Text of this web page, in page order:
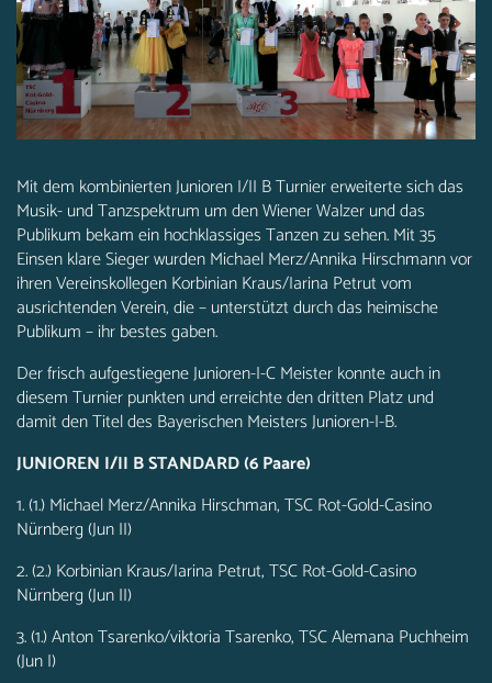
Mit dem kombinierten Junioren I/II B Turnier erweiterte sich das
Musik- und Tanzspektrum um den Wiener Walzer und das
Publikum bekam ein hochklassiges Tanzen zu sehen. Mit 35
Einsen klare Sieger wurden Michael Merz/Annika Hirschmann vor
ihren Vereinskollegen Korbinian Kraus/Iarina Petrut vom
ausrichtenden Verein, die – unterstützt durch das heimische
Publikum – ihr bestes gaben.
Der frisch aufgestiegene Junioren-I-C Meister konnte auch in
diesem Turnier punkten und erreichte den dritten Platz und
damit den Titel des Bayerischen Meisters Junioren-I-B.
JUNIOREN I/II B STANDARD (6 Paare)
1. (1.) Michael Merz/Annika Hirschman, TSC Rot-Gold-Casino
Nürnberg (Jun II)
2. (2.) Korbinian Kraus/Iarina Petrut, TSC Rot-Gold-Casino
Nürnberg (Jun II)
3. (1.) Anton Tsarenko/viktoria Tsarenko, TSC Alemana Puchheim
(Jun I)